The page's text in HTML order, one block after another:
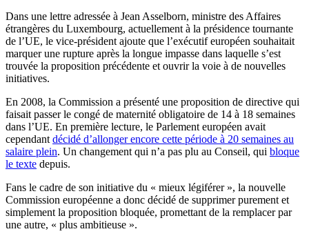
Dans une lettre adressée à Jean Asselborn, ministre des Affaires
étrangères du Luxembourg, actuellement à la présidence tournante
de l’UE, le vice-président ajoute que l’exécutif européen souhaitait
marquer une rupture après la longue impasse dans laquelle s’est
trouvée la proposition précédente et ouvrir la voie à de nouvelles
initiatives.
En 2008, la Commission a présenté une proposition de directive qui
faisait passer le congé de maternité obligatoire de 14 à 18 semaines
dans l’UE. En première lecture, le Parlement européen avait
cependant décidé d’allonger encore cette période à 20 semaines au
salaire plein. Un changement qui n’a pas plu au Conseil, qui bloque
le texte depuis.
Fans le cadre de son initiative du « mieux légiférer », la nouvelle
Commission européenne a donc décidé de supprimer purement et
simplement la proposition bloquée, promettant de la remplacer par
une autre, « plus ambitieuse ».